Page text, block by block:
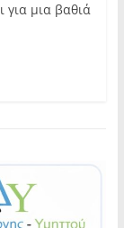
για μια βαθιά